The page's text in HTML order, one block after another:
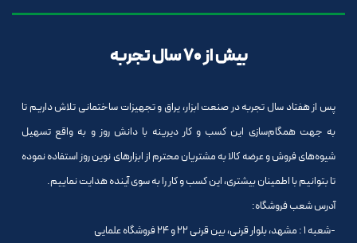
بیش از 70 سال تجربه
پس از هفتاد سال تجربه در صنعت ابزار، یراق و تجهیزات ساختمانی تلاش داریم تا
به جهت همگام‌سازی این کسب و کار دیرینه با دانش روز و به واقع تسهیل
شیوه‌های فروش و عرضه کالا به مشتریان محترم از ابزارهای نوین روز استفاده نموده
تا بتوانیم با اطمینان بیشتری، این کسب و کار را به سوی آینده هدایت نماییم.
آدرس شعب فروشگاه:
-شعبه 1 : مشهد، بلوار قرنی، بین قرنی 22 و 24 فروشگاه علمایی